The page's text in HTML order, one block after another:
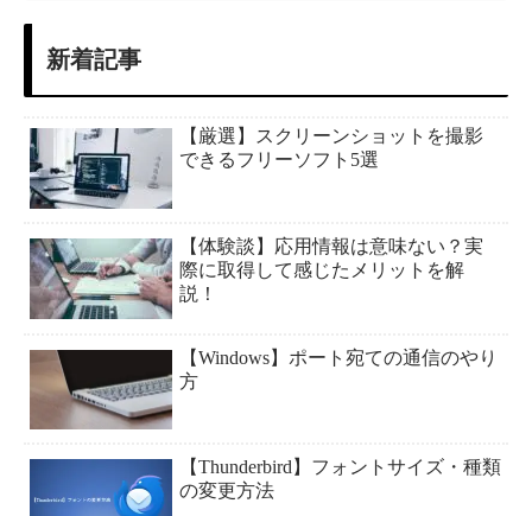
新着記事
【厳選】スクリーンショットを撮影
できるフリーソフト5選
【体験談】応用情報は意味ない？実
際に取得して感じたメリットを解
説！
【Windows】ポート宛ての通信のやり
方
【Thunderbird】フォントサイズ・種類
の変更方法